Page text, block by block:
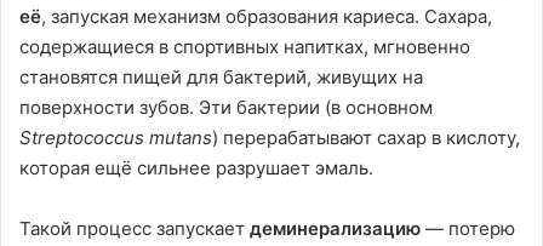
её, запуская механизм образования кариеса. Сахара,
содержащиеся в спортивных напитках, мгновенно
становятся пищей для бактерий, живущих на
поверхности зубов. Эти бактерии (в основном
Streptococcus mutans) перерабатывают сахар в кислоту,
которая ещё сильнее разрушает эмаль.
Такой процесс запускает деминерализацию — потерю